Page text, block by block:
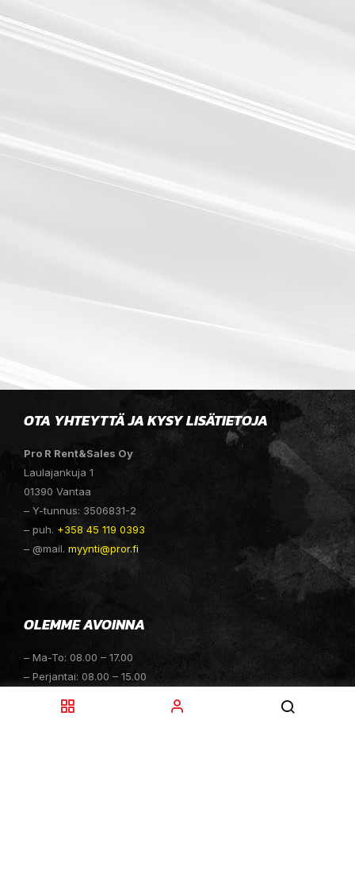
OTA YHTEYTTÄ JA KYSY LISÄTIETOJA
Pro R Rent&Sales Oy
Laulajankuja 1
01390 Vantaa
– Y-tunnus: 3506831-2
– puh. +358 45 119 0393
– @mail. myynti@pror.fi
OLEMME AVOINNA
– Ma-To: 08.00 – 17.00
– Perjantai: 08.00 – 15.00
– Sunnuntai: Suljettu